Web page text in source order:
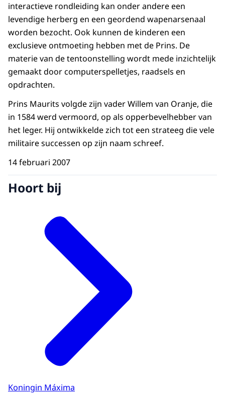
interactieve rondleiding kan onder andere een
levendige herberg en een geordend wapenarsenaal
worden bezocht. Ook kunnen de kinderen een
exclusieve ontmoeting hebben met de Prins. De
materie van de tentoonstelling wordt mede inzichtelijk
gemaakt door computerspelletjes, raadsels en
opdrachten.
Prins Maurits volgde zijn vader Willem van Oranje, die
in 1584 werd vermoord, op als opperbevelhebber van
het leger. Hij ontwikkelde zich tot een strateeg die vele
militaire successen op zijn naam schreef.
14 februari 2007
Hoort bij
Koningin Máxima